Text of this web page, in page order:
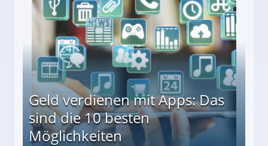
Geld verdienen mit Apps: Das
sind die 10 besten
Möglichkeiten